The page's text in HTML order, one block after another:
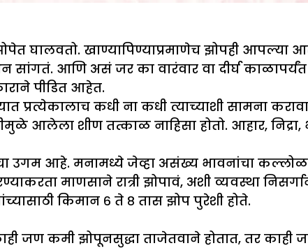
घालवतो. खाण्यापिण्याप्रमाणेच झोपही
सांगतं. आणि असं जर का वारंवार वा दीर्घ
पीडित आहेत.
प्रत्येकालाच कधी ना कधी त्याच्याशी सामना
आलेला शीण तत्काळ नाहिसा होतो. आहार,
उगम आहे. मनामध्ये जेव्हा असंख्य भावनांचा
माणसाने रात्री झोपावं, अशी व्यवस्था
किमान ६ ते ८ तास झोप पुरेशी होते.
जण कमी झोपूनसुद्धा ताजेतवाने होतात, तर